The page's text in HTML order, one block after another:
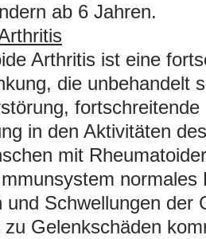
ab 6 Jahren.
Arthritis ist eine
die unbehandelt
in den Aktivitäten
mit
normales
und Schwellungen der
Gelenkschäden